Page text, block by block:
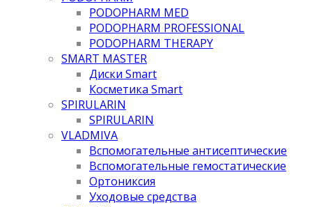
PODOPHARM MED
PODOPHARM PROFESSIONAL
PODOPHARM THERAPY
SMART MASTER
Диски Smart
Косметика Smart
SPIRULARIN
SPIRULARIN
VLADMIVA
Вспомогательные антисептические
Вспомогательные гемостатические
Ортониксия
Уходовые средства